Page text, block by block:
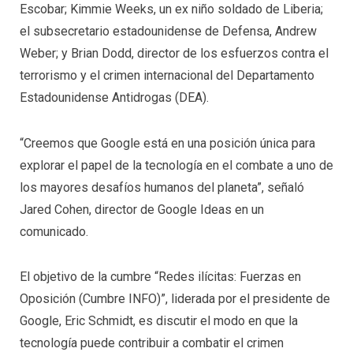
Escobar; Kimmie Weeks, un ex niño soldado de Liberia;
el subsecretario estadounidense de Defensa, Andrew
Weber; y Brian Dodd, director de los esfuerzos contra el
terrorismo y el crimen internacional del Departamento
Estadounidense Antidrogas (DEA).
“Creemos que Google está en una posición única para
explorar el papel de la tecnología en el combate a uno de
los mayores desafíos humanos del planeta”, señaló
Jared Cohen, director de Google Ideas en un
comunicado.
El objetivo de la cumbre “Redes ilícitas: Fuerzas en
Oposición (Cumbre INFO)”, liderada por el presidente de
Google, Eric Schmidt, es discutir el modo en que la
tecnología puede contribuir a combatir el crimen